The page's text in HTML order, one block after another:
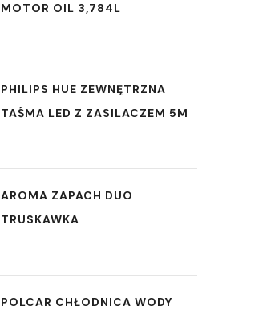
MOTOR OIL 3,784L
PHILIPS HUE ZEWNĘTRZNA
TAŚMA LED Z ZASILACZEM 5M
AROMA ZAPACH DUO
TRUSKAWKA
POLCAR CHŁODNICA WODY